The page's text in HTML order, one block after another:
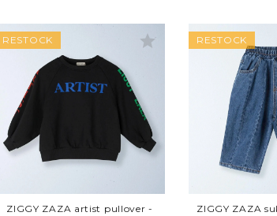
RESTOCK
ZIGGY ZAZA artist pullover -
star RESTOCK
ZIGGY ZAZA